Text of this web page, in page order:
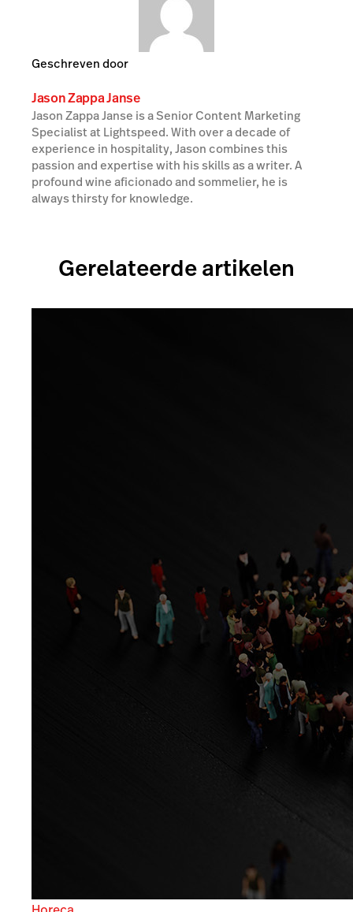
Geschreven door
Jason Zappa Janse
Jason Zappa Janse is a Senior Content Marketing
Specialist at Lightspeed. With over a decade of
experience in hospitality, Jason combines this
passion and expertise with his skills as a writer. A
profound wine aficionado and sommelier, he is
always thirsty for knowledge.
Gerelateerde artikelen